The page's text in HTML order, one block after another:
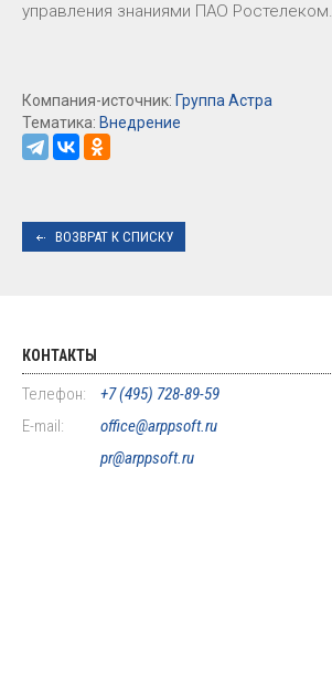
управления знаниями ПАО Ростелеком.
Компания-источник: Группа Астра
Тематика: Внедрение
ВОЗВРАТ К СПИСКУ
КОНТАКТЫ
Телефон:
+7 (495) 728-89-59
E-mail:
office@arppsoft.ru
pr@arppsoft.ru